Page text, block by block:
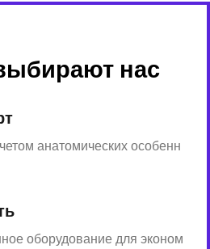
нас
анатомических особенн
оборудование для эконом